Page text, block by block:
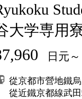
大学専用寮
日元～
從京都市營地鐵
從近鐵京都線武